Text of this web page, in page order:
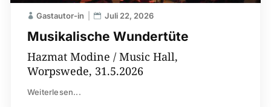
Musikalische Wundertüte
Gastautor-in Juli 22, 2026
Hazmat Modine / Music Hall,
Worpswede, 31.5.2026
Weiterlesen...